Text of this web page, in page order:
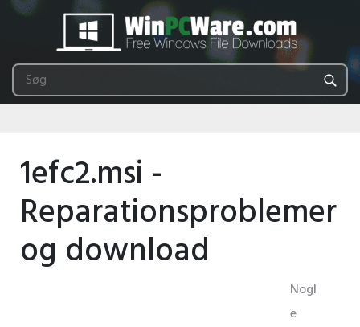
1efc2.msi -
Reparationsproblemer
og download
Nogl
e